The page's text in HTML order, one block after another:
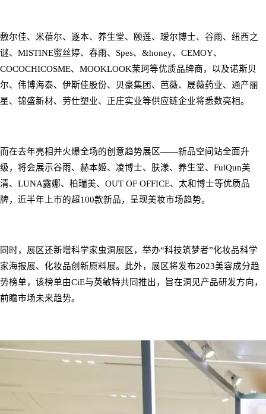
敷尔佳、米蓓尔、逐本、养生堂、颐莲、 瑷尔博士、 谷雨、纽西之
谜、 MISTINE蜜丝婷、春雨、 Spes、 &honey、 CEMOY、
COCOCHICOSME、 MOOKLOOK茉珂等优质品牌商，以及诺斯贝
尔、伟博海泰、伊斯佳股份、贝豪集团、芭薇、晟薇药业、通产丽
星、锦盛新材、劳仕塑业、正庄实业等供应链企业将悉数亮相。
而在去年亮相并火爆全场的创意趋势展区——新品空间站全面升
级，将会展示谷雨、赫本姬、凌博士、肤漾、养生堂、 FulQun芙
清、 LUNA露娜、柏瑞美、 OUT OF OFFICE、太和博士等优质品
牌，近半年上市的超100款新品，呈现美妆市场趋势。
同时，展区还新增科学家虫洞展区，举办“科技筑梦者”化妆品科学
家海报展、化妆品创新原料展。此外，展区将发布2023美容成分趋
势榜单，该榜单由CiE与英敏特共同推出，旨在洞见产品研发方向，
前瞻市场未来趋势。